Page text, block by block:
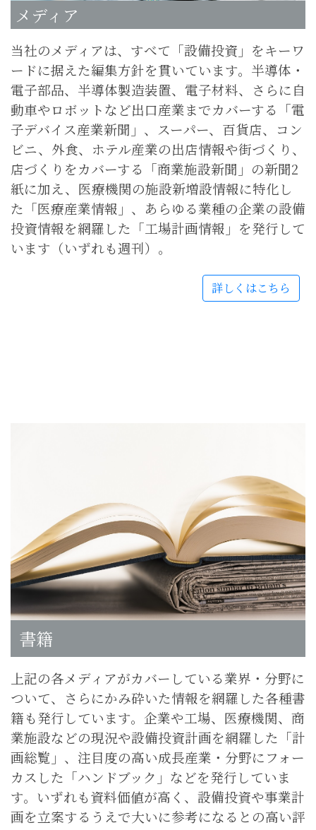
メディア
当社のメディアは、すべて「設備投資」をキーワ
ードに据えた編集方針を貫いています。半導体・
電子部品、半導体製造装置、電子材料、さらに自
動車やロボットなど出口産業までカバーする「電
子デバイス産業新聞」、スーパー、百貨店、コン
ビニ、外食、ホテル産業の出店情報や街づくり、
店づくりをカバーする「商業施設新聞」の新聞2
紙に加え、医療機関の施設新増設情報に特化し
た「医療産業情報」、あらゆる業種の企業の設備
投資情報を網羅した「工場計画情報」を発行して
います（いずれも週刊）。
詳しくはこちら
書籍
上記の各メディアがカバーしている業界・分野に
ついて、さらにかみ砕いた情報を網羅した各種書
籍も発行しています。企業や工場、医療機関、商
業施設などの現況や設備投資計画を網羅した「計
画総覧」、注目度の高い成長産業・分野にフォー
カスした「ハンドブック」などを発行していま
す。いずれも資料価値が高く、設備投資や事業計
画を立案するうえで大いに参考になるとの高い評